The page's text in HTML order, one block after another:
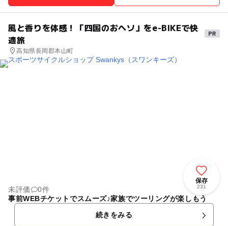
風と香りを体感！「四国のおヘソ」をe-BIKEで快
適旅
高知県長岡郡本山町
保存
231
未評価
0件
事前WEBチケットでスムーズ♪家族でツーリングが楽しもう
続きをみる